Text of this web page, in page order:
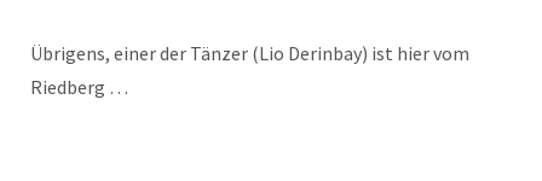
Übrigens, einer der Tänzer (Lio Derinbay) ist hier vom
Riedberg …